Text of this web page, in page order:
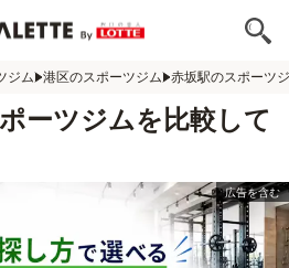
ジム 港区のスポーツジム 赤坂駅のスポーツ
ーツジムを比較して